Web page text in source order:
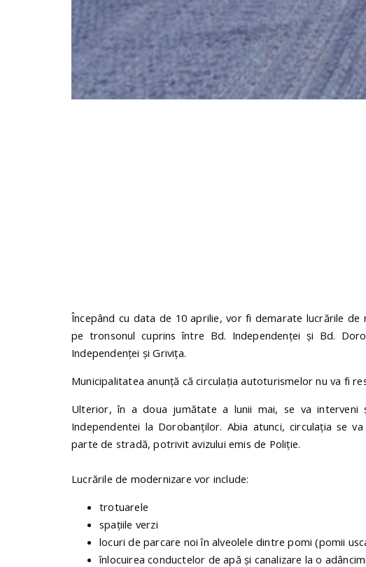
Începând cu data de 10 aprilie, vor fi demarate lucrările de
pe tronsonul cuprins între Bd. Independenței și Bd.
Independenței și Grivița.
Municipalitatea anunță că circulația autoturismelor nu va fi
Ulterior, în a doua jumătate a lunii mai, se va
Independentei la Dorobanților. Abia atunci, circulația se
parte de stradă, potrivit avizului emis de Poliție.
Lucrările de modernizare vor include:
trotuarele
spațiile verzi
locuri de parcare noi în alveolele dintre pomi (pomii
înlocuirea conductelor de apă și canalizare la o